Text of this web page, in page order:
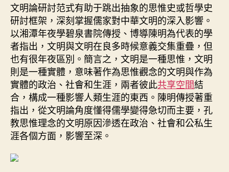
中
文明論研討范式有助于跳出抽象的思惟史或哲學史
研討框架，深刻掌握儒家對中華文明的深入影響。
以湘潭年夜學碧泉書院傳授、博導陳明為代表的學
者指出，文明與文明在良多時候意義交集重疊，但
也有很年夜區別。簡言之，文明是一種思惟，文明
則是一種實體，意味著作為思惟觀念的文明與作為
實體的政治、社會和生涯，兩者彼此共享空間結
合，構成一種影響人類生涯的東西。陳明傳授著重
指出，從文明論角度懂得儒學變得急切而主要，孔
教思惟理念的文明原因滲透在政治、社會和公私生
涯各個方面，影響至深。